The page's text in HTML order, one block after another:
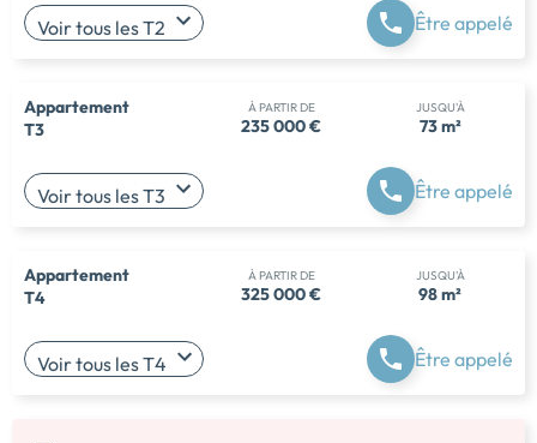
Voir tous les T2 Être appelé
Appartement
T3
À PARTIR DE
235 000 €
JUSQU'À
73 m²
Voir tous les T3 Être appelé
Appartement
T4
À PARTIR DE
325 000 €
JUSQU'À
98 m²
Voir tous les T4 Être appelé